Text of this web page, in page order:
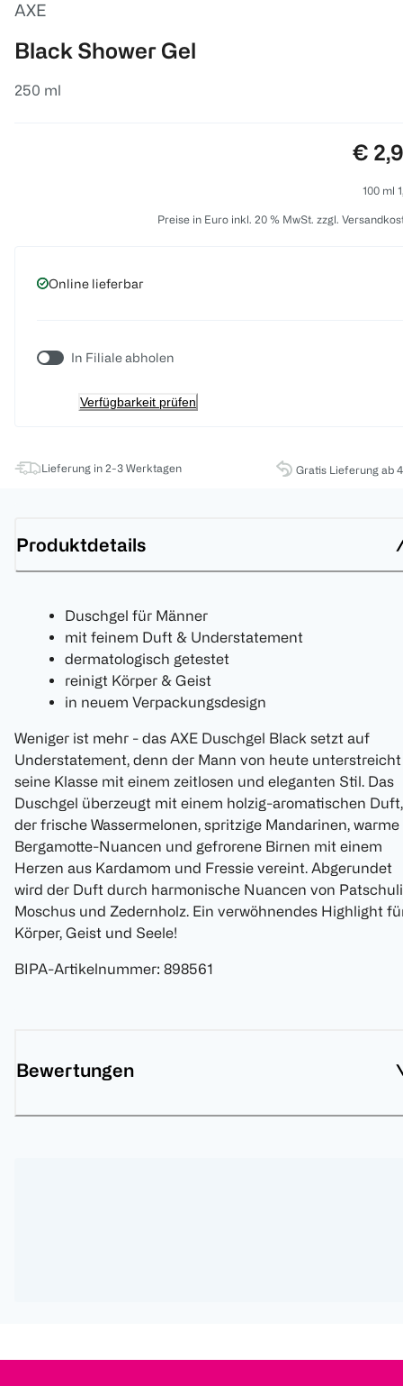
AXE
Black Shower Gel
250 ml
€
100 ml
Preise in Euro inkl. 20 % MwSt. zzgl.
Online lieferbar
In Filiale abholen
Verfügbarkeit prüfen
Lieferung in 2-3 Werktagen Gratis Lieferung ab
Produktdetails
Duschgel für Männer
mit feinem Duft & Understatement
dermatologisch getestet
reinigt Körper & Geist
in neuem Verpackungsdesign
Weniger ist mehr - das AXE Duschgel Black setzt auf
Understatement, denn der Mann von heute unterstreicht
seine Klasse mit einem zeitlosen und eleganten Stil. Das
Duschgel überzeugt mit einem holzig-aromatischen Duft,
der frische Wassermelonen, spritzige Mandarinen, warme
Bergamotte-Nuancen und gefrorene Birnen mit einem
Herzen aus Kardamom und Fressie vereint. Abgerundet
wird der Duft durch harmonische Nuancen von
Moschus und Zedernholz. Ein verwöhnendes Highlight
Körper, Geist und Seele!
BIPA-Artikelnummer: 898561
Bewertungen